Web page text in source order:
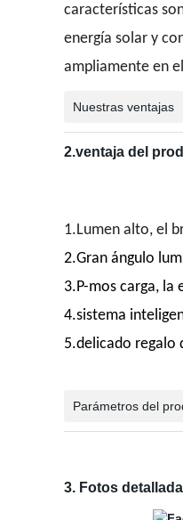
características
energía solar y
ampliamente en
Nuestras ventajas
2.ventaja del
1.Lumen alto, el
2.Gran ángulo
3.P-mos carga, la
4.sistema
5.delicado regalo
Parámetros del
3. Fotos